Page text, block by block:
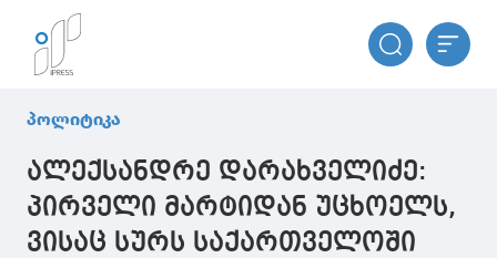
პოლიტიკა
ალექსანდრე დარახველიძე:
პირველი მარტიდან უცხოელს,
ვისაც სურს საქართველოში